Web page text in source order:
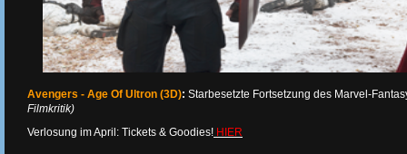
Avengers - Age Of Ultron (3D): Starbesetzte Fortsetzung des Marvel-
Filmkritik)
Verlosung im April: Tickets & Goodies! HIER